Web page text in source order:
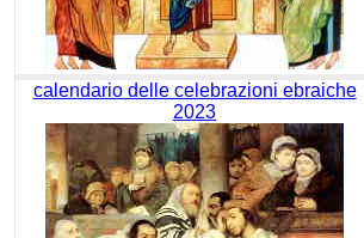
calendario delle celebrazioni ebraiche
2023